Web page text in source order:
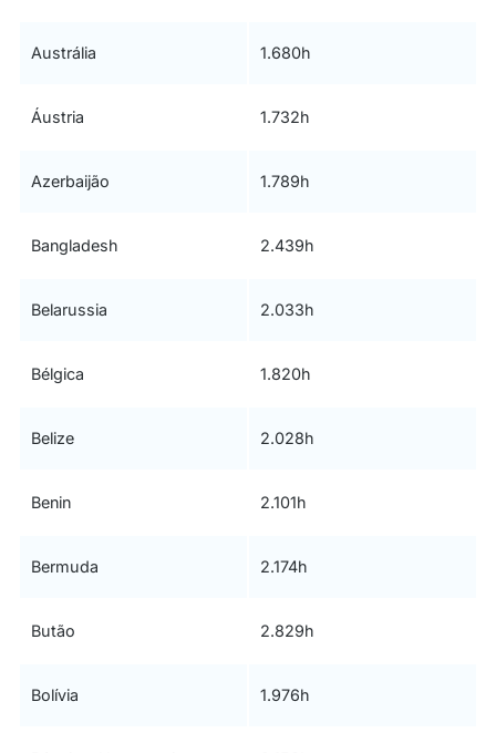
Austrália 1.680h
Áustria 1.732h
Azerbaijão 1.789h
Bangladesh 2.439h
Belarussia 2.033h
Bélgica 1.820h
Belize 2.028h
Benin 2.101h
Bermuda 2.174h
Butão 2.829h
Bolívia 1.976h